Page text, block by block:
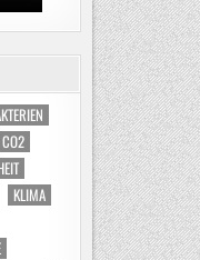
CO2
KLIMA